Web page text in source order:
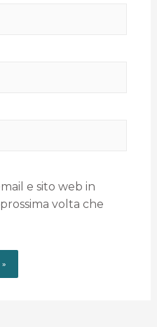
e sito web in
volta che